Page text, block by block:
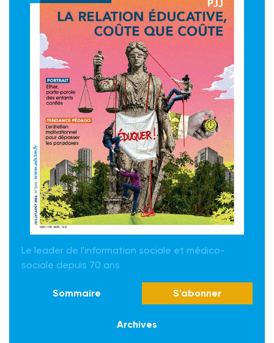
Le leader de l'information sociale et médico-
sociale depuis 70 ans
Sommaire S'abonner
Archives